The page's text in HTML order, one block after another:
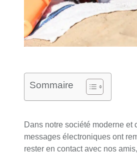
Sommaire
Dans notre société moderne
messages électroniques ont
rester en contact avec nos